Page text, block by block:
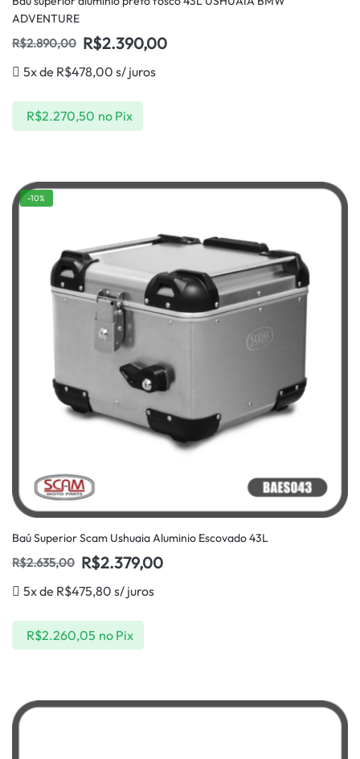
ADVENTURE
R$2.890,00 R$2.390,00
5x de R$478,00 s/ juros
R$2.270,50 no Pix
-10%
Baú Superior Scam Ushuaia Aluminio Escovado 43L
R$2.635,00 R$2.379,00
5x de R$475,80 s/ juros
R$2.260,05 no Pix